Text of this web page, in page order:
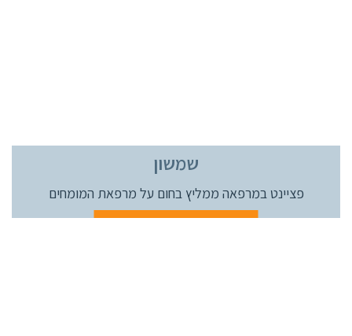
שמשון
פציינט במרפאה ממליץ בחום על מרפאת המומחים